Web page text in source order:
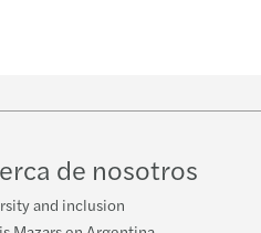
de nosotros
and inclusion